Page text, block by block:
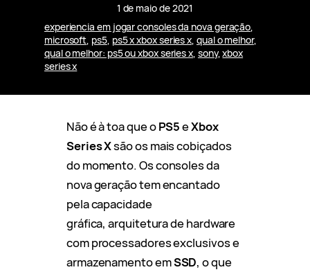
1 de maio de 2021
experiencia em jogar consoles da nova geração
microsoft, ps5, ps5 x xbox series x, qual o melhor
qual o melhor: ps5 ou xbox series x, sony, xbox
series x
Não é à toa que oPS5eXbox
Series Xsão os mais cobiçados
do momento. Os consoles da
nova geração tem encantado
pela capacidade
gráfica, arquitetura de hardware
com processadores exclusivos e
armazenamento emSSD, o que